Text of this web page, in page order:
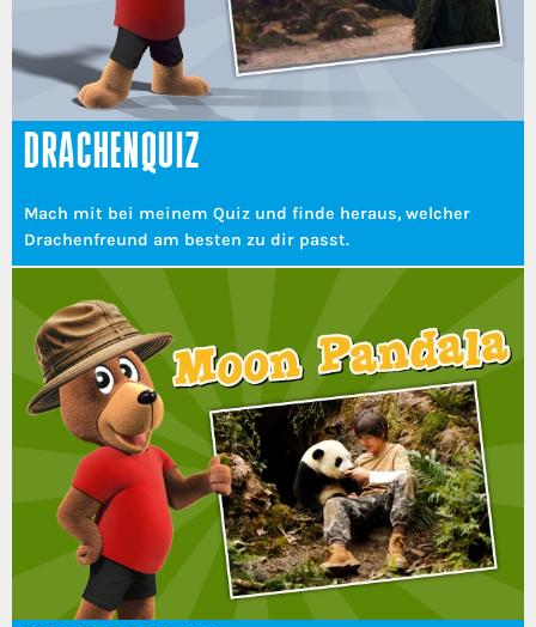
DRACHENQUIZ
Mach mit bei meinem Quiz und finde heraus, welcher
Drachenfreund am besten zu dir passt.